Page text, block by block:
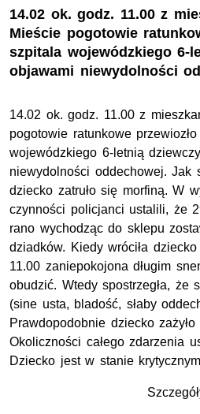
14.02 ok. godz. 11.00 z
Mieście pogotowie
szpitala wojewódzkiego 6-
objawami niewydolności
14.02 ok. godz. 11.00 z
pogotowie ratunkowe
wojewódzkiego 6-letnią
niewydolności oddechowej. Jak
dziecko zatruło się morfiną. W
czynności policjanci ustalili, że
rano wychodząc do sklepu
dziadków. Kiedy wróciła
11.00 zaniepokojona długim
obudzić. Wtedy spostrzegła, że
(sine usta, bladość, słaby
Prawdopodobnie dziecko
Okoliczności całego zdarzenia
Dziecko jest w stanie